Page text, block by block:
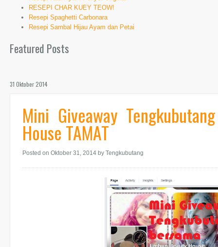
RESEPI CHAR KUEY TEOW!
Resepi Spaghetti Carbonara
Resepi Sambal Hijau Ayam dan Petai
Featured Posts
31 Oktober 2014
Mini Giveaway
House TAMAT
Posted on Oktober 31, 2014 by Tengkubutang